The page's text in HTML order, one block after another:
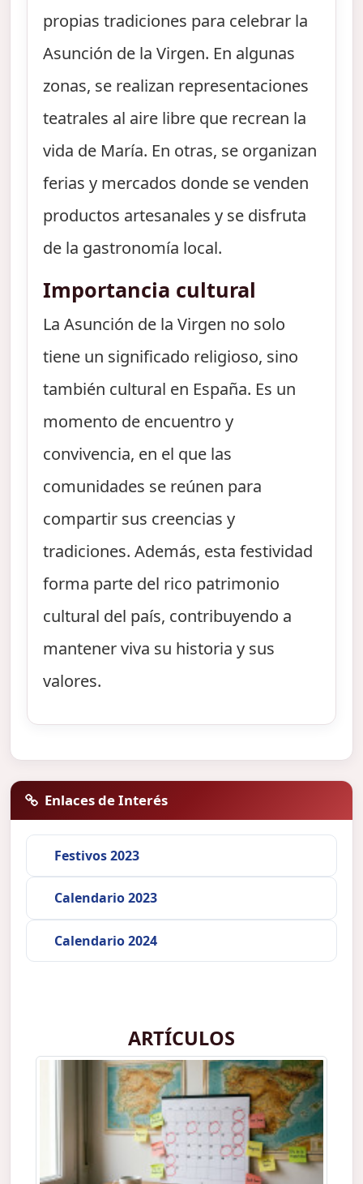
propias tradiciones para celebrar la
Asunción de la Virgen. En algunas
zonas, se realizan representaciones
teatrales al aire libre que recrean la
vida de María. En otras, se organizan
ferias y mercados donde se venden
productos artesanales y se disfruta
de la gastronomía local.
Importancia cultural
La Asunción de la Virgen no solo
tiene un significado religioso, sino
también cultural en España. Es un
momento de encuentro y
convivencia, en el que las
comunidades se reúnen para
compartir sus creencias y
tradiciones. Además, esta festividad
forma parte del rico patrimonio
cultural del país, contribuyendo a
mantener viva su historia y sus
valores.
Enlaces de Interés
Festivos 2023
Calendario 2023
Calendario 2024
ARTÍCULOS